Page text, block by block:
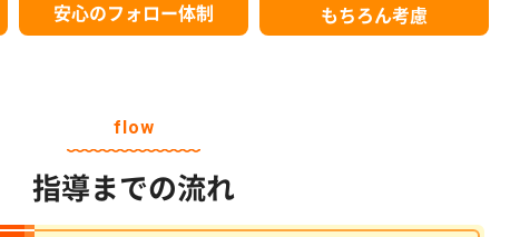
安心のフォロー体制
もちろん考慮
flow
指導までの流れ